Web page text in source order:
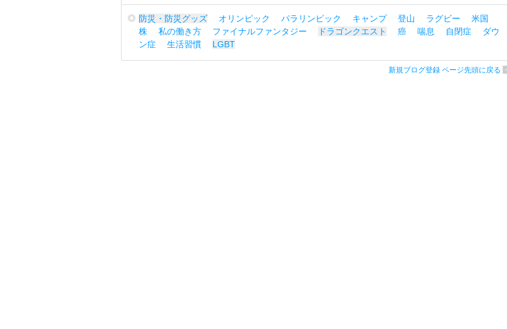
防災・防災グッズ オリンピック パラリンピック キャンプ 登山 ラグビー
米国
株
私の働き方 ファイナルファンタジー ドラゴンクエスト 癌 喘息 自閉症
ダウ
ン症
生活習慣 LGBT
新規ブログ登録 ページ先頭に戻る